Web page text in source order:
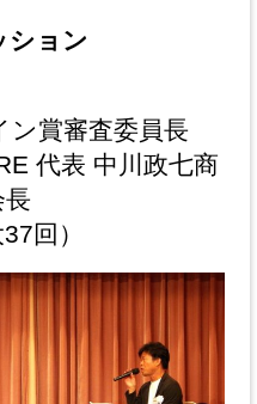
ション
審査委員長
代表 中川政七商
長
回）